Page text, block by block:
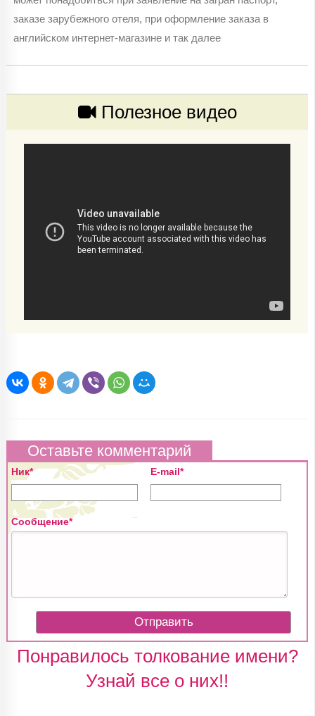
заказе зарубежного отеля, при оформление заказа в
английском интернет-магазине и так далее
Полезное видео
Оставьте комментарий
Ник* E-mail*
Сообщение*
Понравилось толкование имени?
Узнай все о них!!